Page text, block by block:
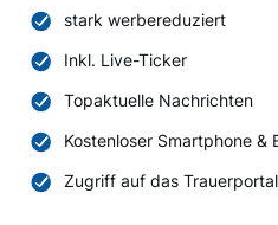
stark werbereduziert
Inkl. Live-Ticker
Topaktuelle Nachrichten
Kostenloser Smartphone &
Zugriff auf das Trauerportal